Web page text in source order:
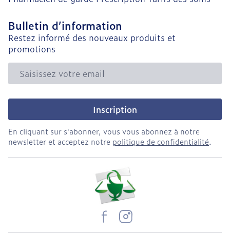
Bulletin d’information
Restez informé des nouveaux produits et
promotions
Adresse mail
Inscription
En cliquant sur s'abonner, vous vous abonnez à notre
newsletter et acceptez notre politique de confidentialité.